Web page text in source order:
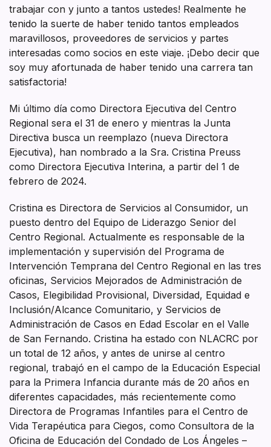
trabajar con y junto a tantos ustedes! Realmente he
tenido la suerte de haber tenido tantos empleados
maravillosos, proveedores de servicios y partes
interesadas como socios en este viaje. ¡Debo decir que
soy muy afortunada de haber tenido una carrera tan
satisfactoria!
Mi último día como Directora Ejecutiva del Centro
Regional sera el 31 de enero y mientras la Junta
Directiva busca un reemplazo (nueva Directora
Ejecutiva), han nombrado a la Sra. Cristina Preuss
como Directora Ejecutiva Interina, a partir del 1 de
febrero de 2024.
Cristina es Directora de Servicios al Consumidor, un
puesto dentro del Equipo de Liderazgo Senior del
Centro Regional. Actualmente es responsable de la
implementación y supervisión del Programa de
Intervención Temprana del Centro Regional en las tres
oficinas, Servicios Mejorados de Administración de
Casos, Elegibilidad Provisional, Diversidad, Equidad e
Inclusión/Alcance Comunitario, y Servicios de
Administración de Casos en Edad Escolar en el Valle
de San Fernando. Cristina ha estado con NLACRC por
un total de 12 años, y antes de unirse al centro
regional, trabajó en el campo de la Educación Especial
para la Primera Infancia durante más de 20 años en
diferentes capacidades, más recientemente como
Directora de Programas Infantiles para el Centro de
Vida Terapéutica para Ciegos, como Consultora de la
Oficina de Educación del Condado de Los Ángeles –